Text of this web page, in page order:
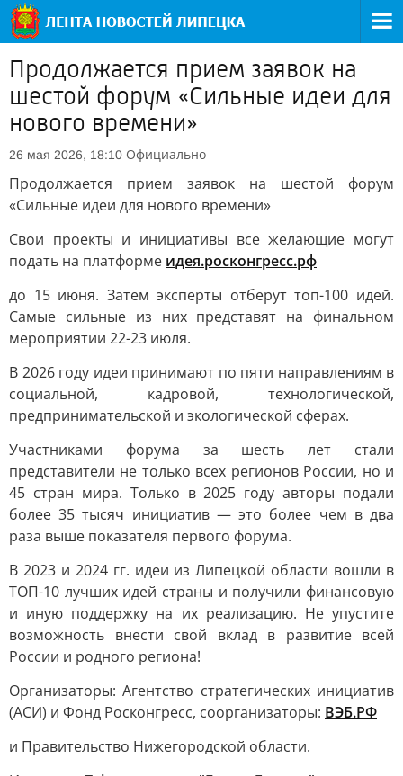
Продолжается прием заявок на
шестой форум «Сильные идеи для
нового времени»
26 мая 2026, 18:10 Официально
Продолжается прием заявок на шестой форум
«Сильные идеи для нового времени»
Свои проекты и инициативы все желающие могут
подать на платформе идея.росконгресс.рф
до 15 июня. Затем эксперты отберут топ-100 идей.
Самые сильные из них представят на финальном
мероприятии 22-23 июля.
В 2026 году идеи принимают по пяти направлениям в
социальной, кадровой, технологической,
предпринимательской и экологической сферах.
Участниками форума за шесть лет стали
представители не только всех регионов России, но и
45 стран мира. Только в 2025 году авторы подали
более 35 тысяч инициатив — это более чем в два
раза выше показателя первого форума.
В 2023 и 2024 гг. идеи из Липецкой области вошли в
ТОП-10 лучших идей страны и получили финансовую
и иную поддержку на их реализацию. Не упустите
возможность внести свой вклад в развитие всей
России и родного региона!
Организаторы: Агентство стратегических инициатив
(АСИ) и Фонд Росконгресс, соорганизаторы: ВЭБ.РФ
и Правительство Нижегородской области.